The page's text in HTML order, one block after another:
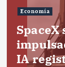
Economía
IA